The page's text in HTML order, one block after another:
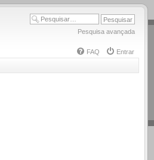
Pesquisa avançada
FAQ
Entrar